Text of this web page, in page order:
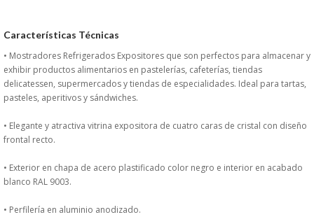
SERVICIO TECNICO
DONDE ESTAMOS
PRODUCTOS EN OFERTAS
ALMACEN Y TRANSPORTE
Características Técnicas
• Mostradores Refrigerados Expositores que son perfectos para almacenar y
exhibir productos alimentarios en pastelerías, cafeterías, tiendas
delicatessen, supermercados y tiendas de especialidades. Ideal para tartas,
pasteles, aperitivos y sándwiches.
• Elegante y atractiva vitrina expositora de cuatro caras de cristal con diseño
frontal recto.
• Exterior en chapa de acero plastificado color negro e interior en acabado
blanco RAL 9003.
• Perfilería en aluminio anodizado.